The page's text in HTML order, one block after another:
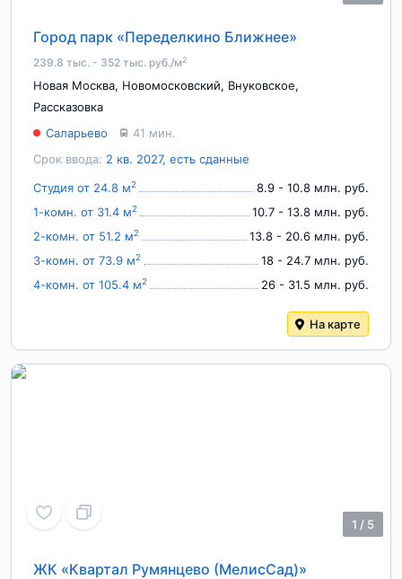
Город парк «Переделкино Ближнее»
239.8 тыс. - 352 тыс. руб./м2
Новая Москва, Новомосковский, Внуковское,
Рассказовка
Срок ввода: 2 кв. 2027, есть сданные
Саларьево 41 мин.
Студия от 24.8 м2
8.9 - 10.8 млн. руб.
1-комн. от 31.4 м2
10.7 - 13.8 млн. руб.
2-комн. от 51.2 м2
13.8 - 20.6 млн. руб.
3-комн. от 73.9 м2
18 - 24.7 млн. руб.
4-комн. от 105.4 м2 26 - 31.5 млн. руб.
На карте
1 / 5
ЖК «Квартал Румянцево (МелисСад)»